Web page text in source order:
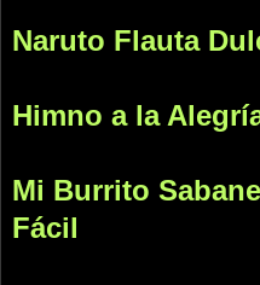
Naruto Flauta
Himno a la
Mi Burrito
Fácil